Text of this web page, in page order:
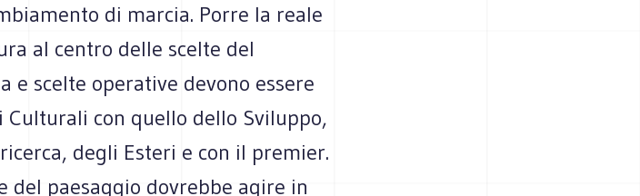
di marcia. Porre la reale
al centro delle scelte del
e scelte operative devono essere
con quello dello Sviluppo,
degli Esteri e con il premier.
paesaggio dovrebbe agire in